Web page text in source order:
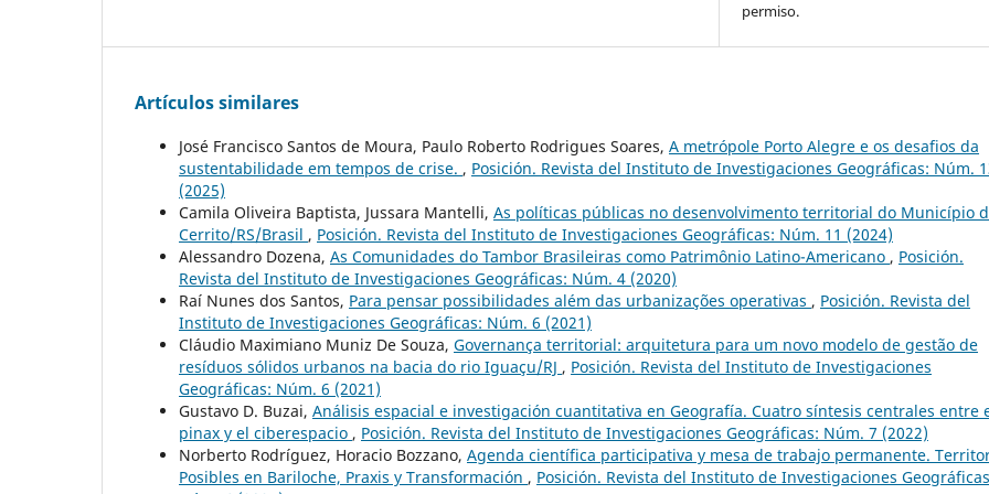
permiso.
Artículos similares
José Francisco Santos de Moura, Paulo Roberto Rodrigues Soares, A metrópole Porto Alegre e os desafios da
sustentabilidade em tempos de crise. , Posición. Revista del Instituto de Investigaciones Geográficas: Núm.
(2025)
Camila Oliveira Baptista, Jussara Mantelli, As políticas públicas no desenvolvimento territorial do Município
Cerrito/RS/Brasil , Posición. Revista del Instituto de Investigaciones Geográficas: Núm. 11 (2024)
Alessandro Dozena, As Comunidades do Tambor Brasileiras como Patrimônio Latino-Americano , Posición.
Revista del Instituto de Investigaciones Geográficas: Núm. 4 (2020)
Raí Nunes dos Santos, Para pensar possibilidades além das urbanizações operativas , Posición. Revista del
Instituto de Investigaciones Geográficas: Núm. 6 (2021)
Cláudio Maximiano Muniz De Souza, Governança territorial: arquitetura para um novo modelo de gestão de
resíduos sólidos urbanos na bacia do rio Iguaçu/RJ , Posición. Revista del Instituto de Investigaciones
Geográficas: Núm. 6 (2021)
Gustavo D. Buzai, Análisis espacial e investigación cuantitativa en Geografía. Cuatro síntesis centrales entre
pinax y el ciberespacio , Posición. Revista del Instituto de Investigaciones Geográficas: Núm. 7 (2022)
Norberto Rodríguez, Horacio Bozzano, Agenda científica participativa y mesa de trabajo permanente.
Posibles en Bariloche, Praxis y Transformación , Posición. Revista del Instituto de Investigaciones